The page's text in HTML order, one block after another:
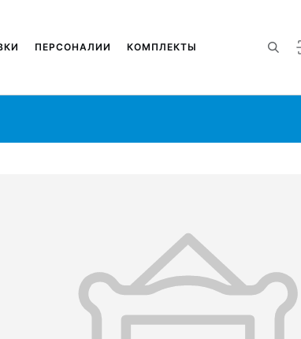
ПЕРСОНАЛИИ КОМПЛЕКТЫ